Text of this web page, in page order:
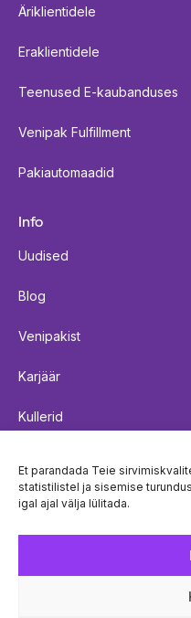
Et parandada Teie
statistilistel ja sisemise
igal ajal välja lülitada.
Äriklientidele
Eraklientidele
Teenused E-kaubanduses
Venipak Fulfillment
Pakiautomaadid
Info
Uudised
Blog
Venipakist
Karjäär
Kullerid
Küpsistepoliitika
Privaatsuspoliitika